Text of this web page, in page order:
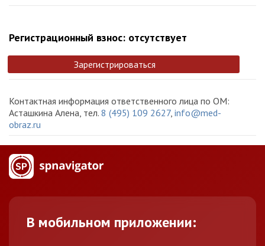
Регистрационный взнос: отсутствует
Зарегистрироваться
Контактная информация ответственного лица по ОМ:
Асташкина Алена, тел. 8 (495) 109 2627, info@med-
obraz.ru
В мобильном приложении: